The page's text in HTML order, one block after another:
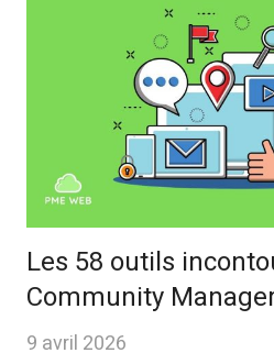
Les 58 outils
Community
9 avril 2026